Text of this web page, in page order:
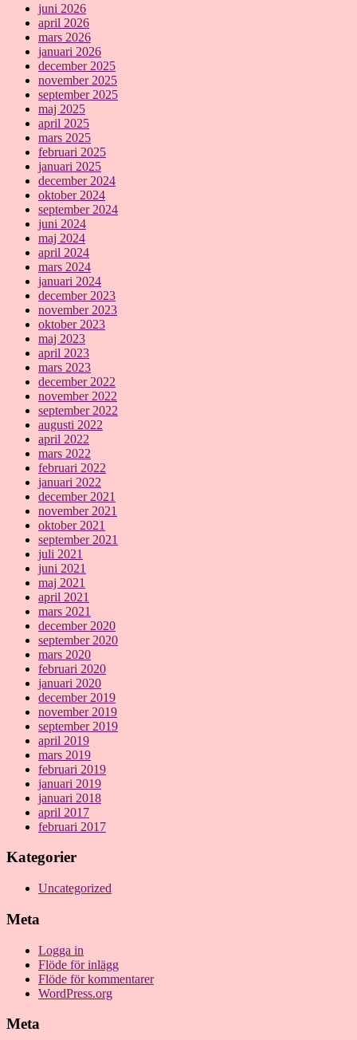
juni 2026
april 2026
mars 2026
januari 2026
december 2025
november 2025
september 2025
maj 2025
april 2025
mars 2025
februari 2025
januari 2025
december 2024
oktober 2024
september 2024
juni 2024
maj 2024
april 2024
mars 2024
januari 2024
december 2023
november 2023
oktober 2023
maj 2023
april 2023
mars 2023
december 2022
november 2022
september 2022
augusti 2022
april 2022
mars 2022
februari 2022
januari 2022
december 2021
november 2021
oktober 2021
september 2021
juli 2021
juni 2021
maj 2021
april 2021
mars 2021
december 2020
september 2020
mars 2020
februari 2020
januari 2020
december 2019
november 2019
september 2019
april 2019
mars 2019
februari 2019
januari 2019
januari 2018
april 2017
februari 2017
Kategorier
Uncategorized
Meta
Logga in
Flöde för inlägg
Flöde för kommentarer
WordPress.org
Meta